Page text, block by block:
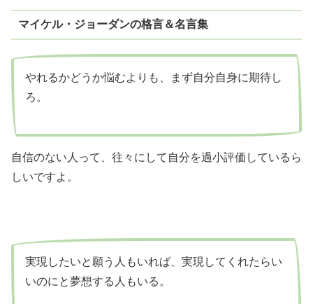
マイケル・ジョーダンの格言＆名言集
やれるかどうか悩むよりも、まず自分自身に期待し
ろ。
自信のない人って、往々にして自分を過小評価しているら
しいですよ。
実現したいと願う人もいれば、実現してくれたらい
いのにと夢想する人もいる。